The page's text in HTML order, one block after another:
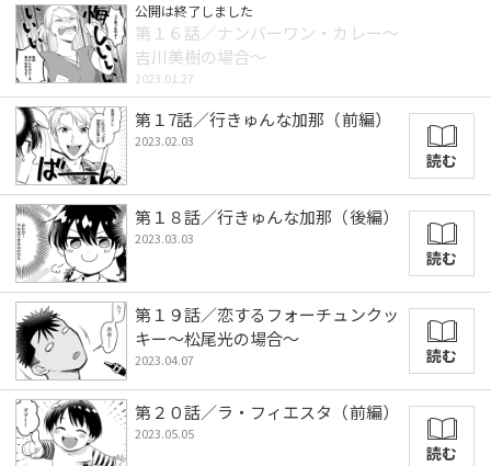
公開は終了しました
第１６話／ナンバーワン・カレー～
吉川美樹の場合～
2023.01.27
第１7話／行きゅんな加那（前編）
2023.02.03
読む
第１８話／行きゅんな加那（後編）
2023.03.03
読む
第１９話／恋するフォーチュンクッ
キー～松尾光の場合～
2023.04.07 読む
第２０話／ラ・フィエスタ（前編）
2023.05.05
読む